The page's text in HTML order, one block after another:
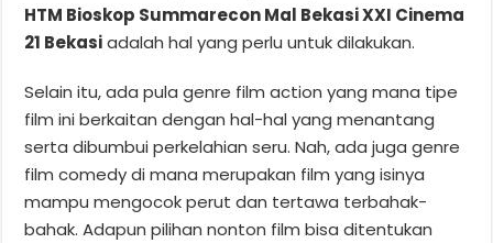
HTM Bioskop Summarecon Mal Bekasi XXI Cinema
21 Bekasiadalah hal yang perlu untuk dilakukan.
Selain itu, ada pula genre film action yang mana tipe
film ini berkaitan dengan hal-hal yang menantang
serta dibumbui perkelahian seru. Nah, ada juga genre
film comedy di mana merupakan film yang isinya
mampu mengocok perut dan tertawa terbahak-
bahak. Adapun pilihan nonton film bisa ditentukan